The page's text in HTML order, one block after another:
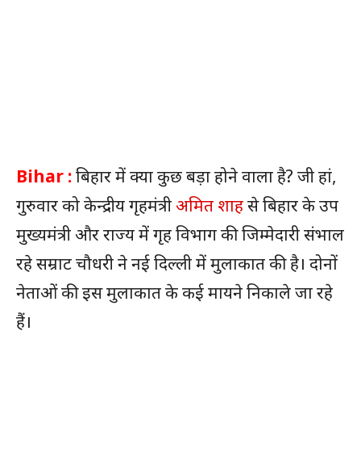
Bihar :बिहार में क्या कुछ बड़ा होने वाला है? जी हां,
गुरुवार को केन्द्रीय गृहमंत्री अमित शाहसे बिहार के उप
मुख्यमंत्री और राज्य में गृह विभाग की जिम्मेदारी संभाल
रहे सम्राट चौधरी ने नई दिल्ली में मुलाकात की है। दोनों
नेताओं की इस मुलाकात के कई मायने निकाले जा रहे
हैं।